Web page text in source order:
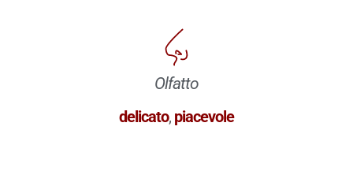
Olfatto
delicato, piacevole